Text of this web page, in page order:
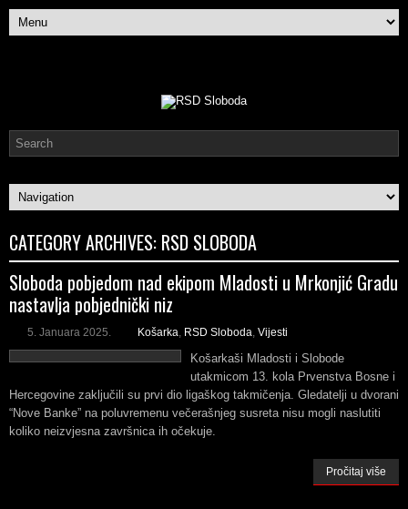
CATEGORY ARCHIVES: RSD SLOBODA
Sloboda pobjedom nad ekipom Mladosti u Mrkonjić Gradu
nastavlja pobjednički niz
5. Januara 2025. Košarka, RSD Sloboda, Vijesti
Košarkaši Mladosti i Slobode
utakmicom 13. kola Prvenstva Bosne i
Hercegovine zaključili su prvi dio ligaškog takmičenja. Gledatelji u dvorani
“Nove Banke” na poluvremenu večerašnjeg susreta nisu mogli naslutiti
koliko neizvjesna završnica ih očekuje.
Pročitaj više